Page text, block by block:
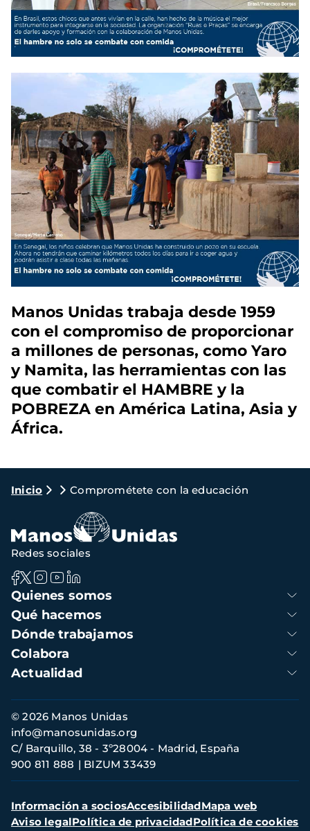
Manos Unidas trabaja desde 1959
con el compromiso de proporcionar
a millones de personas, como Yaro
y Namita, las herramientas con las
que combatir el HAMBRE y la
POBREZA en América Latina, Asia y
África.
Ruta
navegación
Inicio Comprométete con la educación
Navegación
principal
Quienes somos
Qué hacemos
Dónde trabajamos
Colabora
Actualidad
Redes sociales
Información
de
contacto
© 2026 Manos Unidas
C/ Barquillo, 38 - 3º28004 - Madrid, España
900 811 888
BIZUM 33439
info@manosunidas.org
Menú
secundario
Información a sociosAccesibilidadMapa web
Aviso legalPolítica de privacidadPolítica de cookies